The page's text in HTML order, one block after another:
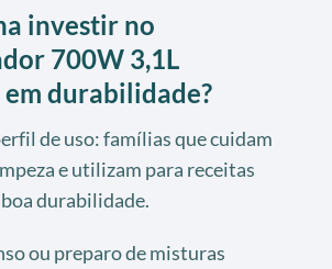
investir no
700W 3,1L
em durabilidade?
de uso: famílias que cuidam
e utilizam para receitas
durabilidade.
ou preparo de misturas